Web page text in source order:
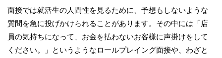
面接では就活生の人間性を見るために、予想もしないような
質問を急に投げかけられることがあります。その中には「店
員の気持ちになって、お金を払わないお客様に声掛けをして
ください。」というようなロールプレイング面接や、わざと